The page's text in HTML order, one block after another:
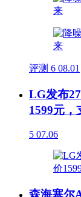
评测 6 08.01
LG发布
1599元
5 07.06
森海塞尔